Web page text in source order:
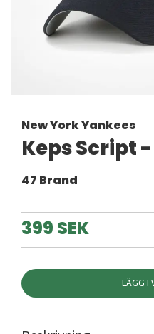
New York Yankees
Keps Script -
47 Brand
399 SEK
LÄGG I